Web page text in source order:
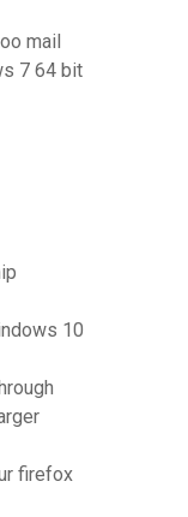
mail
7 64 bit
10
firefox